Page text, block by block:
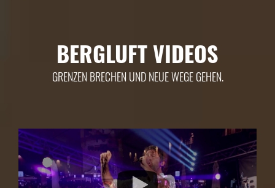
BERGLUFT VIDEOS
GRENZEN BRECHEN UND NEUE WEGE GEHEN.